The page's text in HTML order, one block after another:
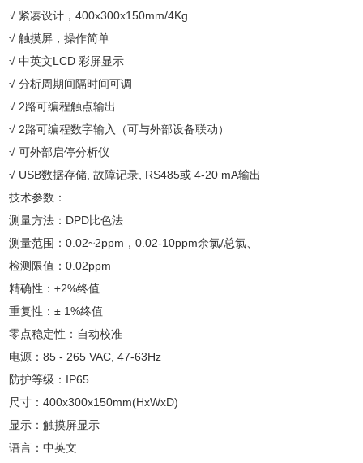
√ 紧凑设计，400x300x150mm/4Kg
√ 触摸屏，操作简单
√ 中英文LCD 彩屏显示
√ 分析周期间隔时间可调
√ 2路可编程触点输出
√ 2路可编程数字输入（可与外部设备联动）
√ 可外部启停分析仪
√ USB数据存储, 故障记录, RS485或 4-20 mA输出
技术参数：
测量方法：DPD比色法
测量范围：0.02~2ppm，0.02-10ppm余氯/总氯、
检测限值：0.02ppm
精确性：±2%终值
重复性：± 1%终值
零点稳定性：自动校准
电源：85 - 265 VAC, 47-63Hz
防护等级：IP65
尺寸：400x300x150mm(HxWxD)
显示：触摸屏显示
语言：中英文